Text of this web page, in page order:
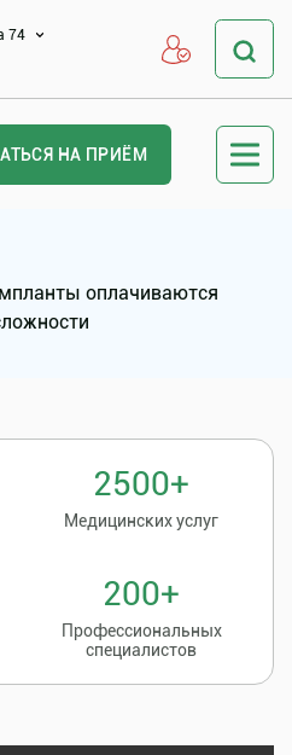
74
НА ПРИЁМ
оплачиваются
2500+
Медицинских услуг
200+
Профессиональных
специалистов